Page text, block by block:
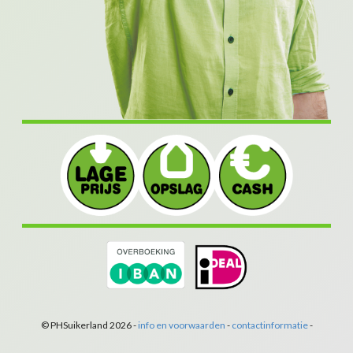
© PHSuikerland 2026 -info en voorwaarden - contactinformatie-